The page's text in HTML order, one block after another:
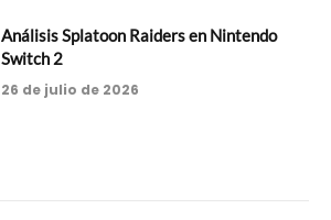
Análisis Splatoon Raiders en Nintendo
Switch 2
26 de julio de 2026